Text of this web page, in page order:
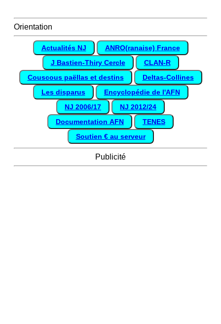
Orientation
Actualités NJ
ANRO(ranaise) France
J Bastien-Thiry Cercle
CLAN-R
Couscous paëllas et destins
Deltas-Collines
Les disparus
Encyclopédie de l'AFN
NJ 2006/17
NJ 2012/24
Documentation AFN
TENES
Soutien € au serveur
Publicité